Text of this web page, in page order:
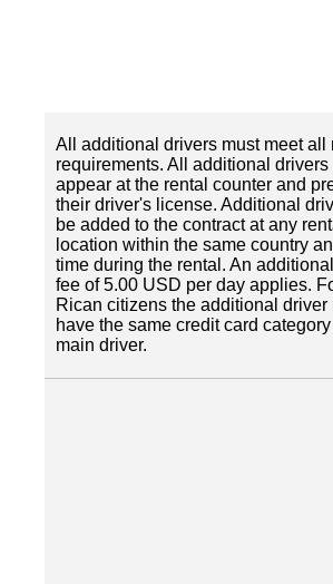
All additional drivers must meet all
requirements. All additional drivers
appear at the rental counter and
their driver's license. Additional
be added to the contract at any
location within the same country
time during the rental. An
fee of 5.00 USD per day applies.
Rican citizens the additional driver
have the same credit card
main driver.